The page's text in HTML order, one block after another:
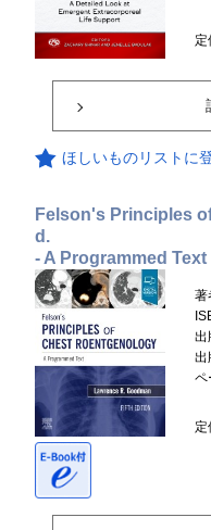
定
ほしいものリストに
Felson's Principles
d.
- A Programmed Text
著
出
出
ペ
定